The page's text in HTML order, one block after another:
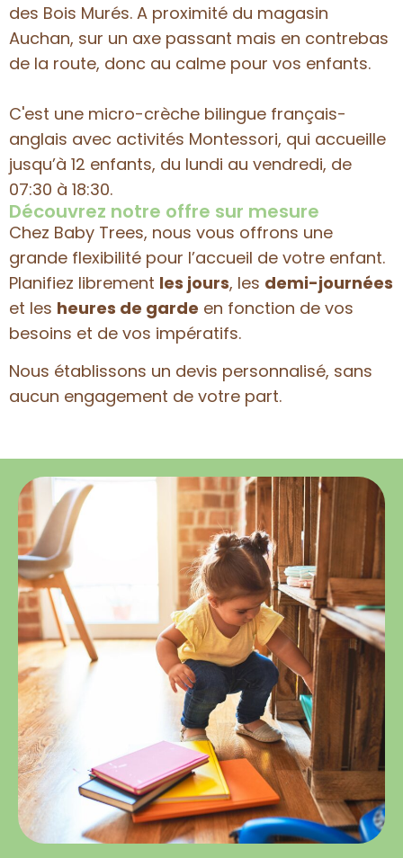
des Bois Murés. A proximité du magasin
Auchan, sur un axe passant mais en contrebas
de la route, donc au calme pour vos enfants.
C'est une micro-crèche bilingue français-
anglais avec activités Montessori, qui accueille
jusqu’à 12 enfants, du lundi au vendredi, de
07:30 à 18:30.
Découvrez notre offre sur mesure
Chez Baby Trees, nous vous offrons une
grande flexibilité pour l’accueil de votre enfant.
Planifiez librement les jours, les demi-journées
et les heures de garde en fonction de vos
besoins et de vos impératifs.
Nous établissons un devis personnalisé, sans
aucun engagement de votre part.